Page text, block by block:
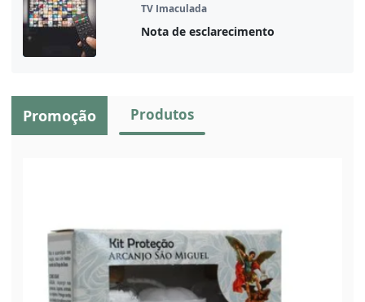
TV Imaculada
Nota de esclarecimento
Promoção Produtos